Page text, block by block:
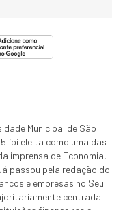
Municipal de São
foi eleita como uma das
imprensa de Economia,
passou pela redação do
e empresas no Seu
centrada